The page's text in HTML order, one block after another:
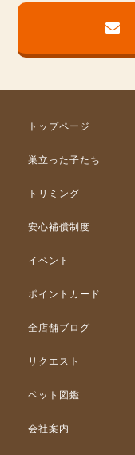
トップページ
巣立った子たち
トリミング
安心補償制度
イベント
ポイントカード
全店舗ブログ
リクエスト
ペット図鑑
会社案内